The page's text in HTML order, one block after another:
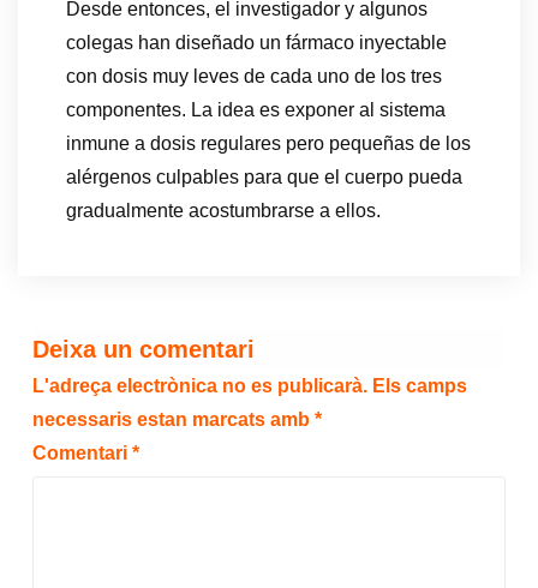
Desde entonces, el investigador y algunos
colegas han diseñado un fármaco inyectable
con dosis muy leves de cada uno de los tres
componentes. La idea es exponer al sistema
inmune a dosis regulares pero pequeñas de los
alérgenos culpables para que el cuerpo pueda
gradualmente acostumbrarse a ellos.
Deixa un comentari
L'adreça electrònica no es publicarà. Els camps
necessaris estan marcats amb *
Comentari *